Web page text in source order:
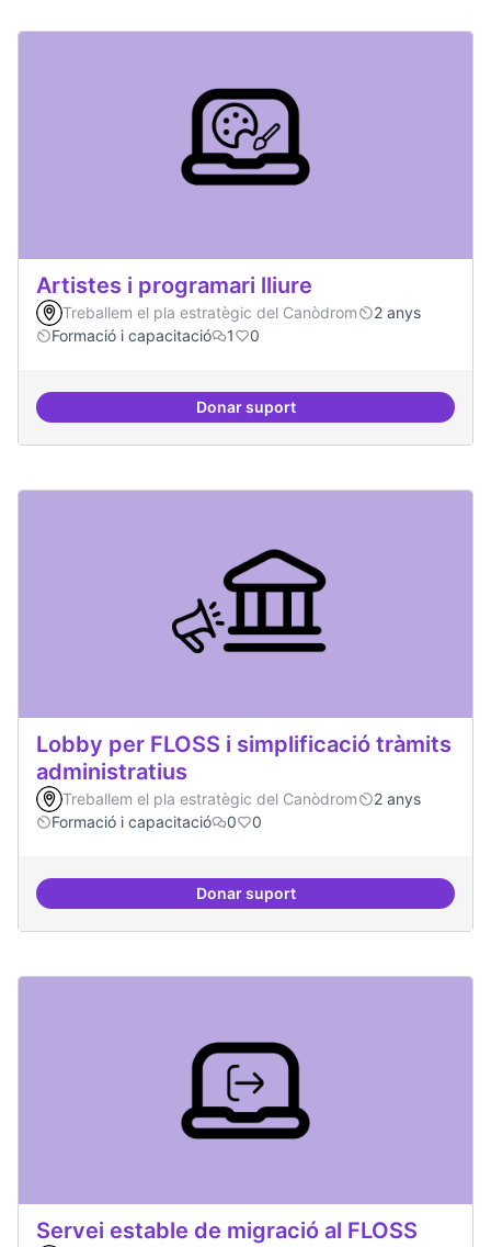
Artistes i programari lliure
Treballem el pla estratègic del Canòdrom
2 anys
Formació i capacitació
1 0
Donar suportArtistes i programari lliure
Lobby per FLOSS i simplificació tràmits
administratius
Treballem el pla estratègic del Canòdrom
2 anys
Formació i capacitació
0 0
Donar suportLobby per FLOSS i
Servei estable de migració al FLOSS